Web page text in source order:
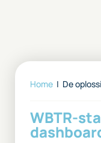
Home | De
WBTR-